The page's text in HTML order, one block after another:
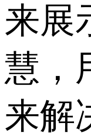
来展
慧，
来解